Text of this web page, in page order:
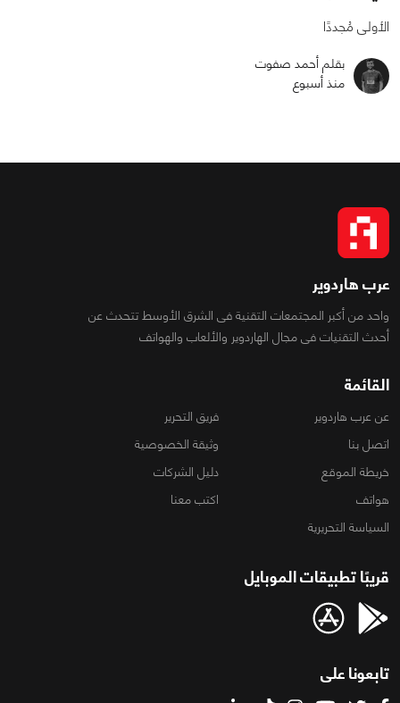
الأولى مُجددًا
بقلم أحمد صفوت
منذ أسبوع
عرب هاردوير
واحد من أكبر المجتمعات التقنية فى الشرق الأوسط تتحدث عن
أحدث التقنيات فى مجال الهاردوير والألعاب والهواتف
القائمة
عن عرب هاردوير
فريق التحرير
اتصل بنا
وثيقة الخصوصية
خريطة الموقع
دليل الشركات
هواتف
اكتب معنا
السياسة التحريرية
قريبًا تطبيقات الموبايل
تابعونا على